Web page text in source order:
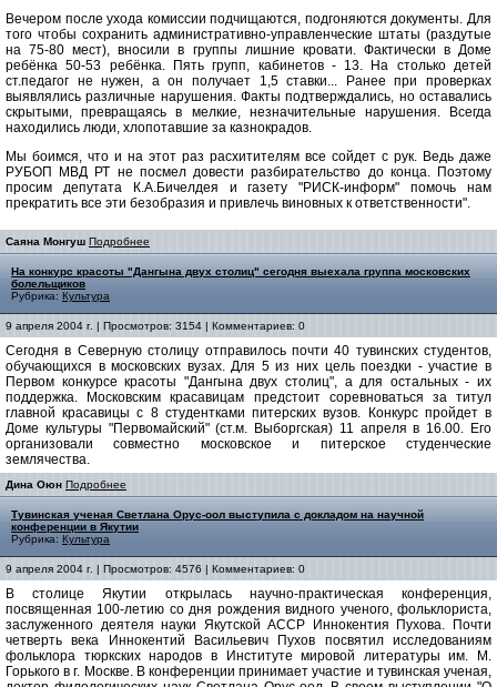
Вечером после ухода комиссии подчищаются, подгоняются документы. Для
того чтобы сохранить административно-управленческие штаты (раздутые
на 75-80 мест), вносили в группы лишние кровати. Фактически в Доме
ребёнка 50-53 ребёнка. Пять групп, кабинетов - 13. На столько детей
ст.педагог не нужен, а он получает 1,5 ставки... Ранее при проверках
выявлялись различные нарушения. Факты подтверждались, но оставались
скрытыми, превращаясь в мелкие, незначительные нарушения. Всегда
находились люди, хлопотавшие за казнокрадов.
Мы боимся, что и на этот раз расхитителям все сойдет с рук. Ведь даже
РУБОП МВД РТ не посмел довести разбирательство до конца. Поэтому
просим депутата К.А.Бичелдея и газету "РИСК-информ" помочь нам
прекратить все эти безобразия и привлечь виновных к ответственности".
Саяна Монгуш Подробнее
На конкурс красоты "Дангына двух столиц" сегодня выехала группа московских
болельщиков
Рубрика: Культура
9 апреля 2004 г. | Просмотров: 3154 | Комментариев: 0
Сегодня в Северную столицу отправилось почти 40 тувинских студентов,
обучающихся в московских вузах. Для 5 из них цель поездки - участие в
Первом конкурсе красоты "Дангына двух столиц", а для остальных - их
поддержка. Московским красавицам предстоит соревноваться за титул
главной красавицы с 8 студентками питерских вузов. Конкурс пройдет в
Доме культуры "Первомайский" (ст.м. Выборгская) 11 апреля в 16.00. Его
организовали совместно московское и питерское студенческие
землячества.
Дина Оюн Подробнее
Тувинская ученая Светлана Орус-оол выступила с докладом на научной
конференции в Якутии
Рубрика: Культура
9 апреля 2004 г. | Просмотров: 4576 | Комментариев: 0
В столице Якутии открылась научно-практическая конференция,
посвященная 100-летию со дня рождения видного ученого, фольклориста,
заслуженного деятеля науки Якутской АССР Иннокентия Пухова. Почти
четверть века Иннокентий Васильевич Пухов посвятил исследованиям
фольклора тюркских народов в Институте мировой литературы им. М.
Горького в г. Москве. В конференции принимает участие и тувинская ученая,